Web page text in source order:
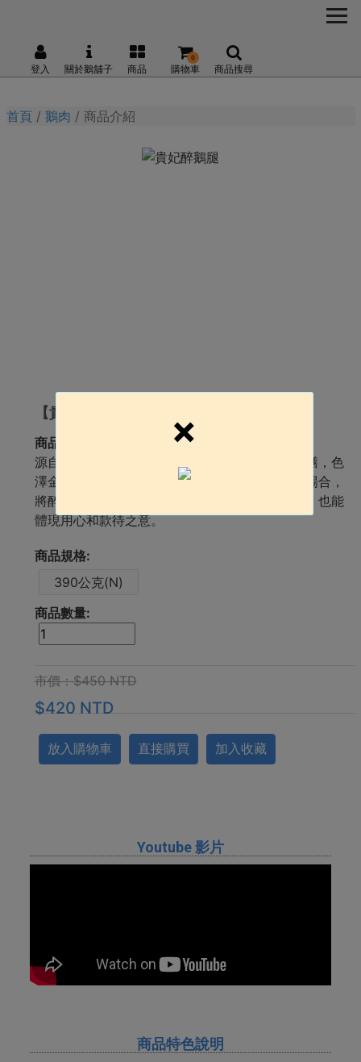
登入 關於鵝舖子 商品 購物車
0
商品搜尋
首頁 鵝肉 商品介紹
【貴妃醉鵝腿】浙江名菜 酒香肉嫩
商品簡介:
源自浙江名菜，選用鮮嫩鵝腿浸泡於紹興酒與藥膳，色
澤金黃、香氣濃郁、肉質鮮嫩，在宴客或節慶等場合，
將醉鵝腿擺盤上桌，不僅可以增添菜色的豐富性，也能
體現用心和款待之意。
商品規格:
390公克(N)
商品數量:
市價：$450 NTD
$420 NTD
放入購物車 直接購買 加入收藏
Youtube 影片
商品特色說明
×